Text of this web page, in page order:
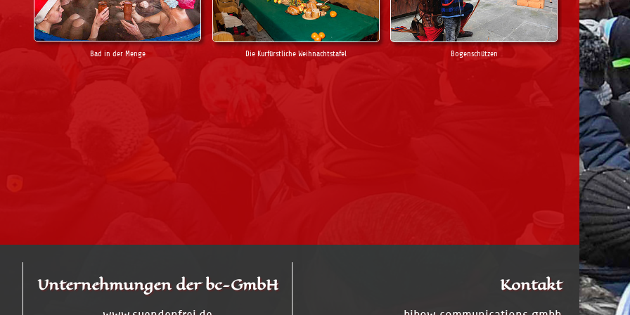
Bad in der Menge Die Kurfürstliche Weihnachtstafel Bogenschützen
Unternehmungen der bc-GmbH Kontakt